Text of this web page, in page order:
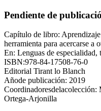
Pendiente de
Capítulo de libro:
herramienta para acercarse a
En: Lenguas de
ISBN:978-84-17508-76-0
Editorial Tirant lo Blanch
Añode publicación: 2019
Ortega-Arjonilla